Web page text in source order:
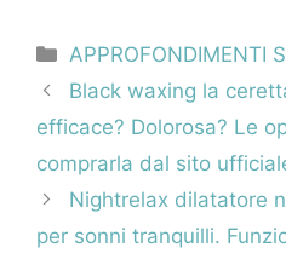
Categorie
APPROFONDIMENTI
Navigazione
articolo
Black waxing la
efficace? Dolorosa? Le
comprarla dal sito
Nightrelax dilatatore
per sonni tranquilli.